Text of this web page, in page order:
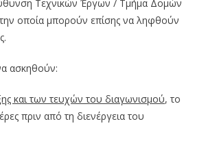
Τεχνικών Έργων / Τμήμα Δομών
οποία μπορούν επίσης να ληφθούν
ασκηθούν:
και των τευχών του διαγωνισμού, το
πριν από τη διενέργεια του